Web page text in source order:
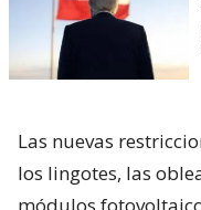
los lingotes, las
módulos
4 de diciembre.
departamentos de
Nacional a